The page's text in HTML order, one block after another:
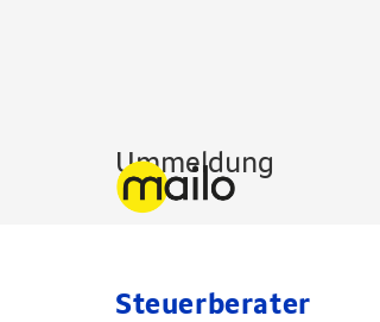
Ummeldung
Steuerberater